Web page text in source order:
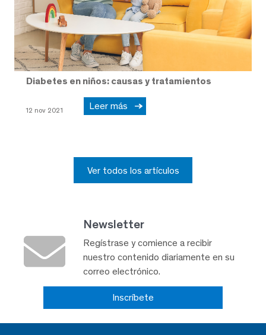
Diabetes en niños: causas y tratamientos
12 nov 2021 Leer más
Ver todos los artículos
Newsletter
Regístrase y comience a recibir
nuestro contenido diariamente en su
correo electrónico.
Inscríbete